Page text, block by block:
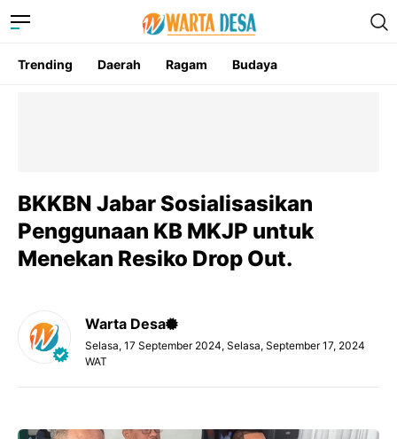
Trending Daerah Ragam Budaya
BKKBN Jabar Sosialisasikan
Penggunaan KB MKJP untuk
Menekan Resiko Drop Out.
Warta Desa
Selasa, 17 September 2024, Selasa, September 17, 2024
WAT